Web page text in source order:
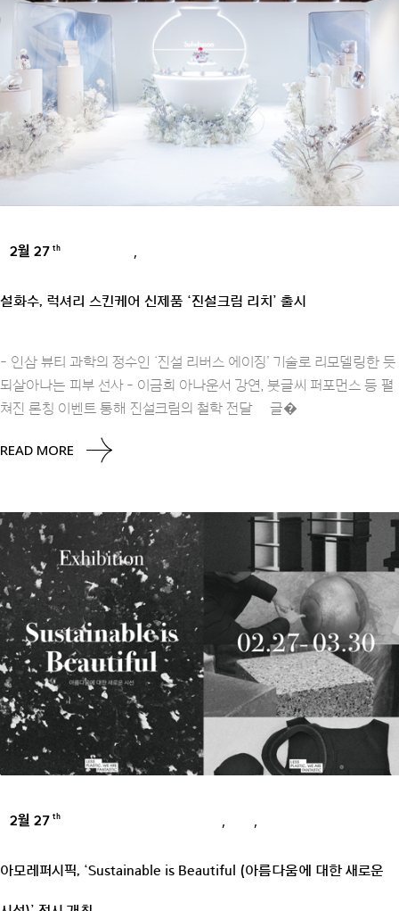
2월 27 th ,
설화수, 럭셔리 스킨케어 신제품 ‘진설크림 리치’ 출시
- 인삼 뷰티 과학의 정수인 ‘진설 리버스 에이징’ 기술로 리모델링한 듯
되살아나는 피부 선사 - 이금희 아나운서 강연, 붓글씨 퍼포먼스 등 펼
쳐진 론칭 이벤트 통해 진설크림의 철학 전달 글�
READ MORE
2월 27 th , ,
아모레퍼시픽, ‘Sustainable is Beautiful (아름다움에 대한 새로운